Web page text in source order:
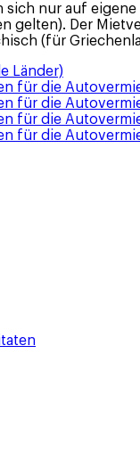
nur auf
gelten). Der
(für
Länder)
für die
für die
für die
für die